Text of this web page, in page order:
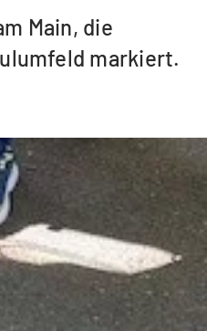
Main, die
markiert.